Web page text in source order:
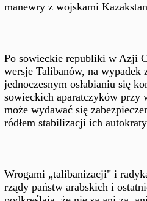
manewry z wojskami
Po sowieckie republiki w Azji
wersje Talibanów, na
jednoczesnym osłabianiu się
sowieckich aparatczyków przy
może wydawać się
ródłem stabilizacji ich
Wrogami „talibanizacji" i
rządy państw arabskich i